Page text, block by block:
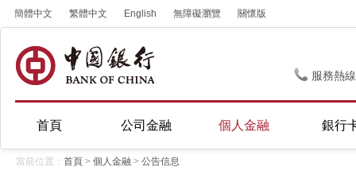
簡體中文 繁體中文 English 無障礙瀏覽 關懷版
服務熱
首頁 公司金融 個人金融 銀行
當前位置： 首頁 > 個人金融 > 公告信息